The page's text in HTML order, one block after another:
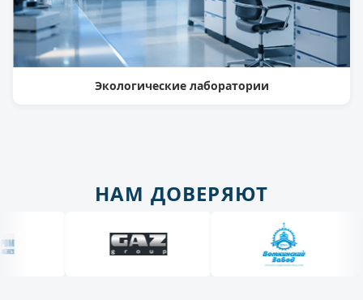
Экологические лаборатории
НАМ ДОВЕРЯЮТ